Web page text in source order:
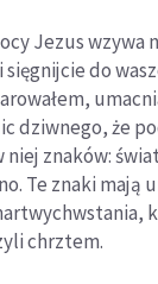
Jezus wzywa
do
dziwnego, że
znaków:
Te znaki mają
chrztem.